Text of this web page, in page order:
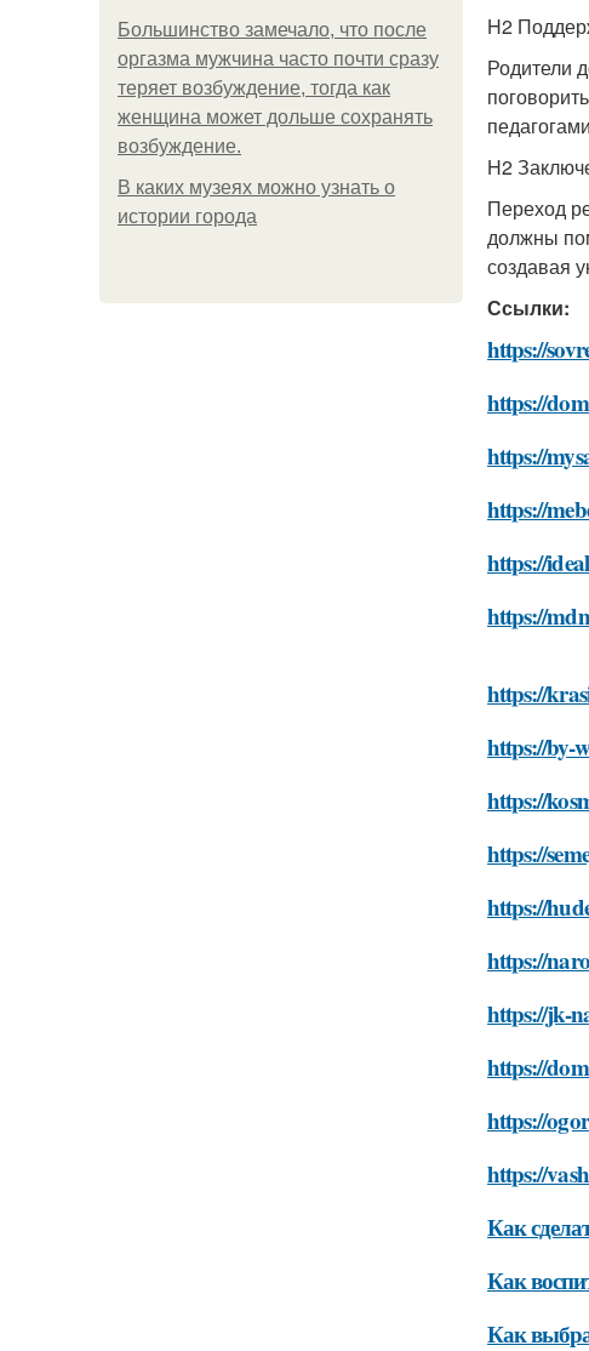
Большинство замечало, что после
оргазма мужчина часто почти сразу
теряет возбуждение, тогда как
женщина может дольше сохранять
возбуждение.
В каких музеях можно узнать о
истории города
H2
Родители
H2
Переход
должны
создавая
Ссылки:
https://
https://
https://
https://
https://
https://
https://
https://by-
https://
https://
https://
https://
https://jk-
https://
https://
https://
Как
Как
Как